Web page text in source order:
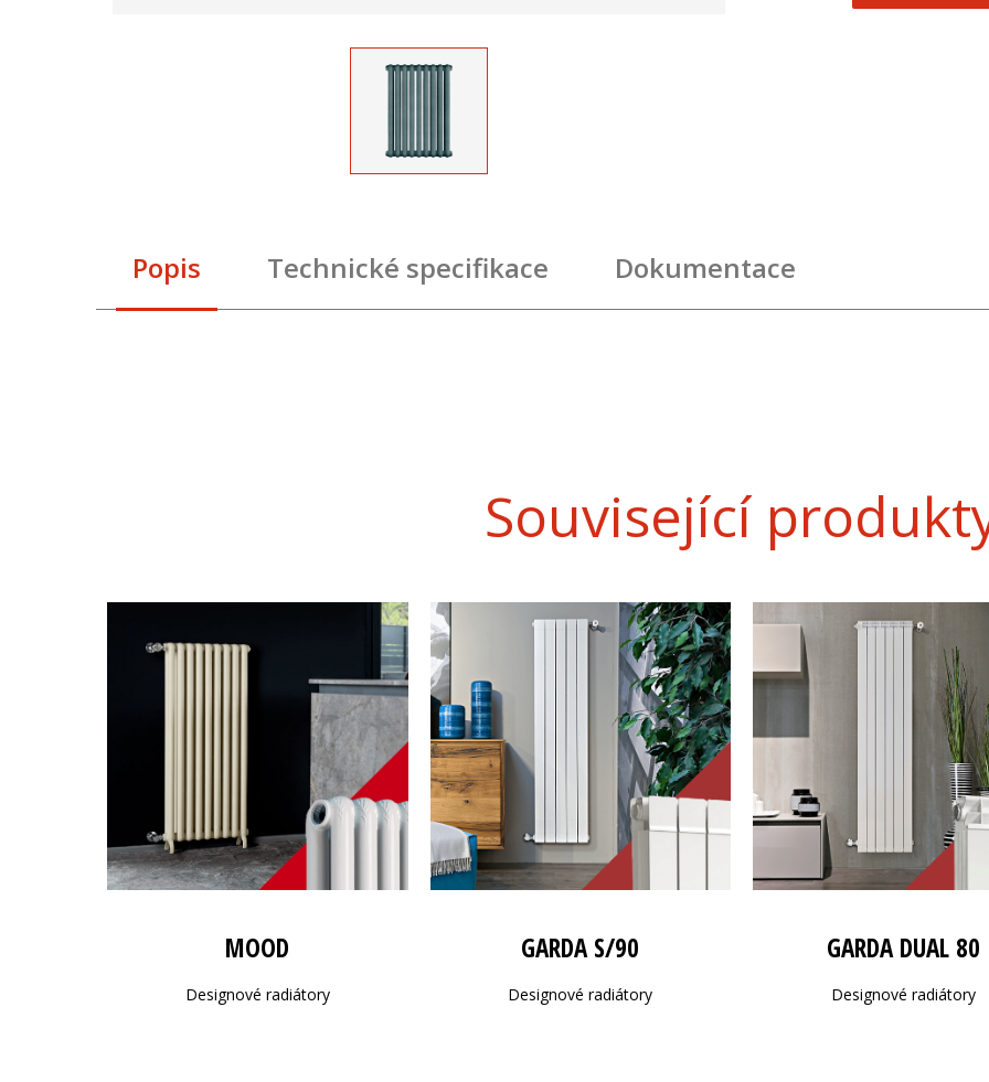
Popis Technické specifikace Dokumentace
Související
MOOD
Designové radiátory
GARDA S/90
Designové radiátory
GARDA DUAL 80
Designové radiátory